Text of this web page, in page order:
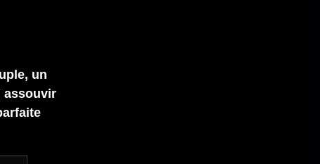
un
assouvir